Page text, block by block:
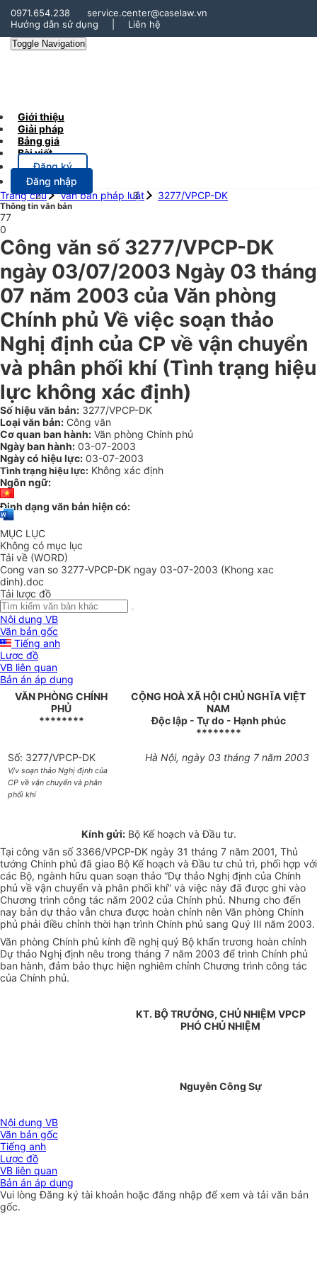
0971.654.238
service.center@caselaw.vn
Hướng dẫn sử dụng
Liên hệ
Toggle Navigation
Giới thiệu
Giải pháp
Bảng giá
Bài viết
Đăng ký
Đăng nhập
Trang chủ
Văn bản pháp luật 3277/VPCP-DK
Thông tin văn bản
77
0
Công văn số 3277/VPCP-DK
ngày 03/07/2003 Ngày 03 tháng
07 năm 2003 của Văn phòng
Chính phủ Về việc soạn thảo
Nghị định của CP về vận chuyển
và phân phối khí (Tình trạng hiệu
lực không xác định)
Số hiệu văn bản: 3277/VPCP-DK
Loại văn bản: Công văn
Cơ quan ban hành: Văn phòng Chính phủ
Ngày ban hành: 03-07-2003
Ngày có hiệu lực: 03-07-2003
Tình trạng hiệu lực: Không xác định
Ngôn ngữ:
Định dạng văn bản hiện có:
MỤC LỤC
Không có mục lục
Tải về (WORD)
Cong van so 3277-VPCP-DK ngay 03-07-2003 (Khong xac
dinh).doc
Tải lược đồ
Nội dung VB
Văn bản gốc
Tiếng anh
Lược đồ
VB liên quan
Bản án áp dụng
VĂN PHÒNG CHÍNH
PHỦ
********
CỘNG HOÀ XÃ HỘI CHỦ NGHĨA VIỆT
NAM
Độc lập - Tự do - Hạnh phúc
********
Số: 3277/VPCP-DK
V/v soạn thảo Nghị định của
CP về vận chuyển và phân
phối khí
Hà Nội, ngày 03 tháng 7 năm 2003
Kính gửi:Bộ Kế hoạch và Đầu tư.
Tại công văn số 3366/VPCP-DK ngày 31 tháng 7 năm 2001, Thủ
tướng Chính phủ đã giao Bộ Kế hoạch và Đầu tư chủ trì, phối hợp với
các Bộ, ngành hữu quan soạn thảo “Dự thảo Nghị định của Chính
phủ về vận chuyển và phân phối khí” và việc này đã được ghi vào
Chương trình công tác năm 2002 của Chính phủ. Nhưng cho đến
nay bản dự thảo vẫn chưa được hoàn chỉnh nên Văn phòng Chính
phủ phải điều chỉnh thời hạn trình Chính phủ sang Quý III năm 2003.
Văn phòng Chính phủ kính đề nghị quý Bộ khẩn trương hoàn chỉnh
Dự thảo Nghị định nêu trong tháng 7 năm 2003 để trình Chính phủ
ban hành, đảm bảo thực hiện nghiêm chỉnh Chương trình công tác
của Chính phủ.
KT. BỘ TRƯỞNG, CHỦ NHIỆM VPCP
PHÓ CHỦ NHIỆM
Nguyễn Công Sự
Nội dung VB
Văn bản gốc
Tiếng anh
Lược đồ
VB liên quan
Bản án áp dụng
Vui lòngĐăng ký tài khoản hoặc đăng nhập để xem và tải văn bản
gốc.